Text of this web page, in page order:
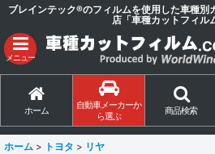
ブレインテック®のフィルムを使用した車種別
店「車種カットフィル
メニュー
ホーム
自動車メーカーか
ら選ぶ
商品検索
ホーム > トヨタ > リヤ